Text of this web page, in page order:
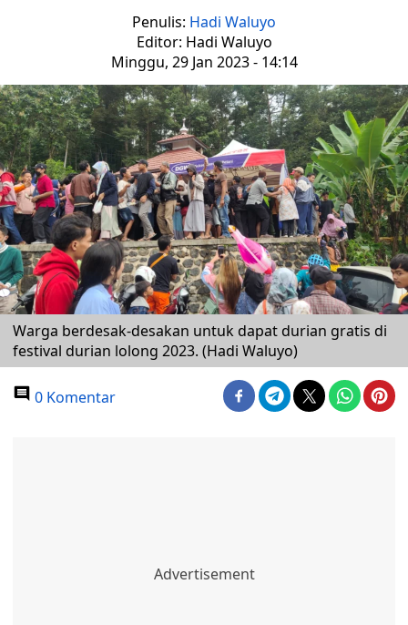
Penulis: Hadi Waluyo
Editor: Hadi Waluyo
Minggu, 29 Jan 2023 - 14:14
Warga berdesak-desakan untuk dapat durian gratis di
festival durian lolong 2023. (Hadi Waluyo)
0 Komentar